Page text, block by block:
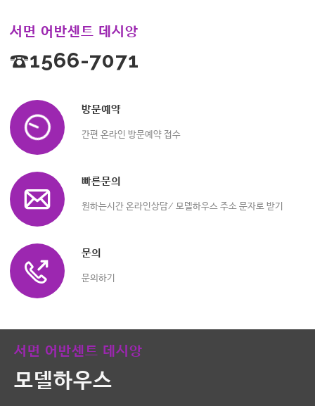
서면 어반센트 데시앙
☎1566-7071
방문예약
간편 온라인 방문예약 접수
빠른문의
원하는시간 온라인상담/ 모델하우스 주소 문자로 받기
문의
문의하기
서면 어반센트 데시앙
모델하우스